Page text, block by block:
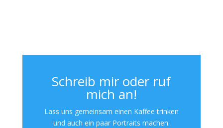
Schreib mir oder ruf
mich an!
Lass uns gemeinsam einen Kaffee trinken
und auch ein paar Portraits machen.